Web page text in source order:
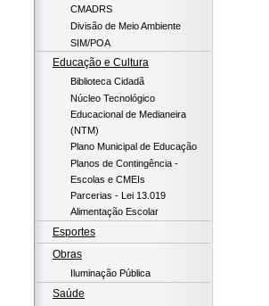
CMADRS
Divisão de Meio Ambiente
SIM/POA
Educação e Cultura
Biblioteca Cidadã
Núcleo Tecnológico
Educacional de Medianeira
(NTM)
Plano Municipal de Educação
Planos de Contingência -
Escolas e CMEIs
Parcerias - Lei 13.019
Alimentação Escolar
Esportes
Obras
Iluminação Pública
Saúde